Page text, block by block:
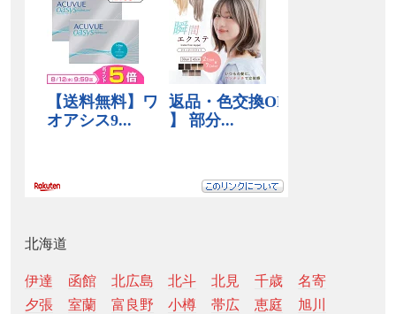
北海道
伊達 函館 北広島 北斗 北見 千歳
名寄
夕張
室蘭 富良野 小樽 帯広 恵庭
旭川